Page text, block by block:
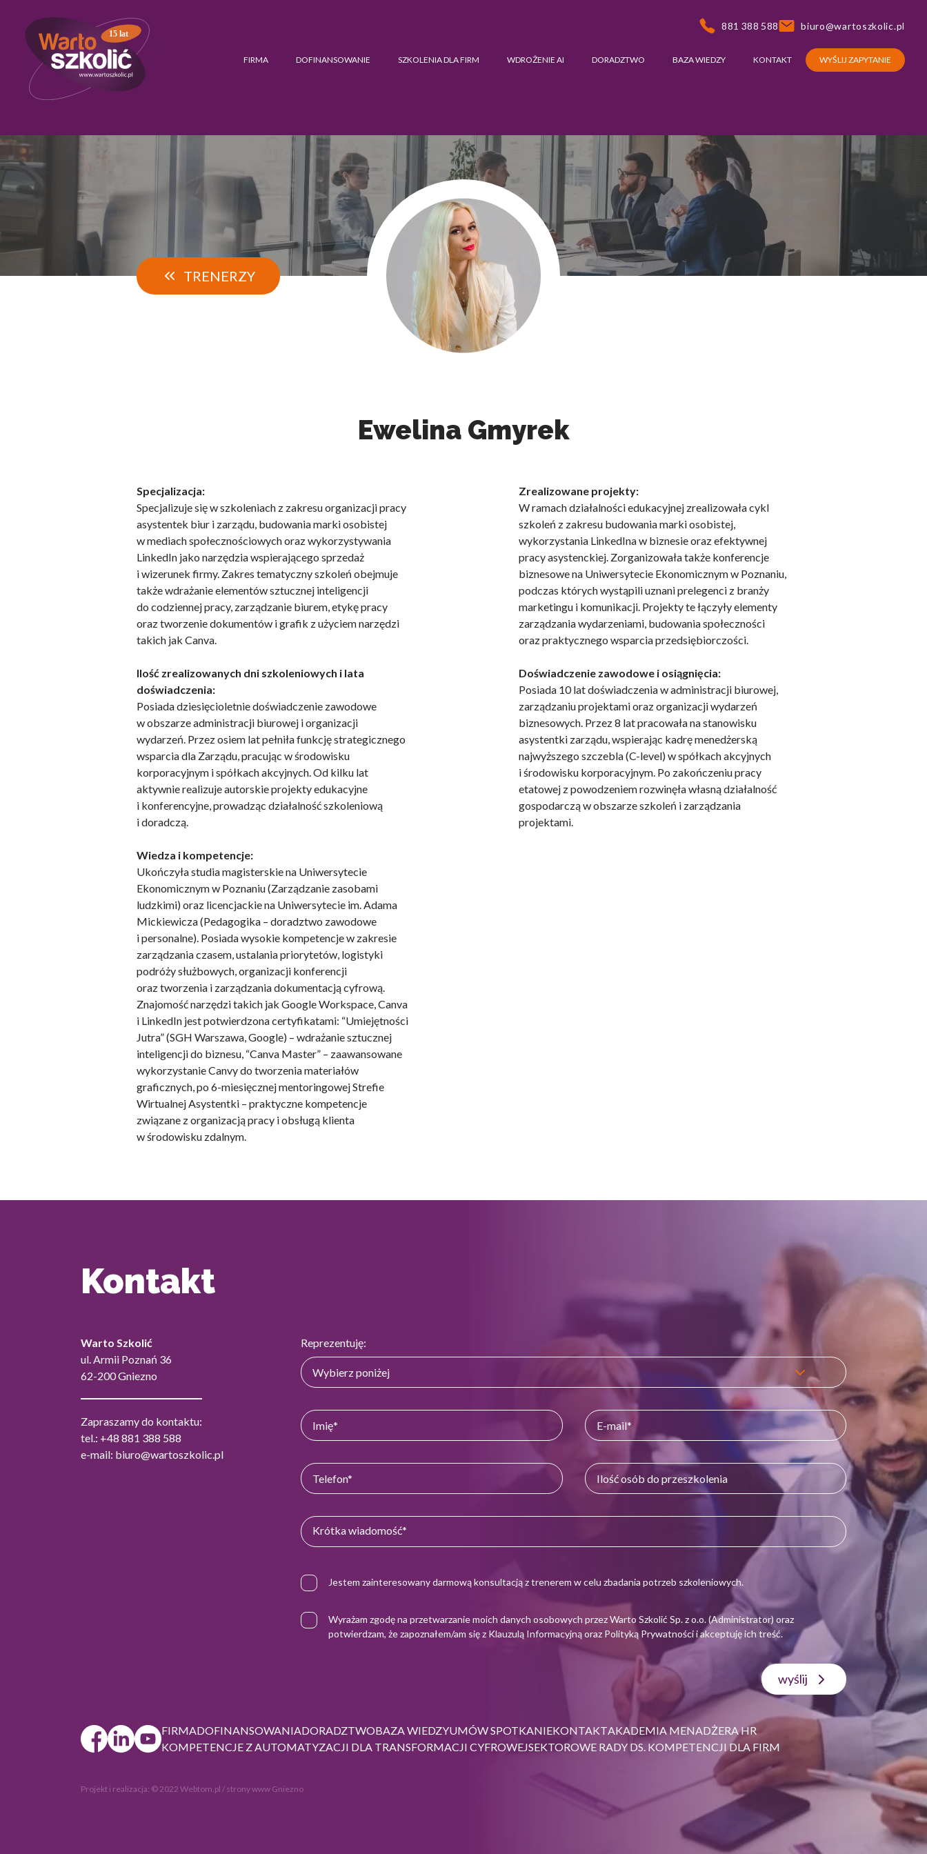
15 lat
881 388 588 biuro@wartoszkolic.pl
FIRMA DOFINANSOWANIE SZKOLENIA DLA FIRM WDROŻENIE AI DORADZTWO BAZA WIEDZY KONTAKT WYŚLIJ ZAPYTANIE
TRENERZY
Ewelina Gmyrek
Specjalizacja:
Specjalizuje się w szkoleniach z zakresu organizacji pracy
asystentek biur i zarządu, budowania marki osobistej
w mediach społecznościowych oraz wykorzystywania
LinkedIn jako narzędzia wspierającego sprzedaż
i wizerunek firmy. Zakres tematyczny szkoleń obejmuje
także wdrażanie elementów sztucznej inteligencji
do codziennej pracy, zarządzanie biurem, etykę pracy
oraz tworzenie dokumentów i grafik z użyciem narzędzi
takich jak Canva.
Ilość zrealizowanych dni szkoleniowych i lata
doświadczenia:
Posiada dziesięcioletnie doświadczenie zawodowe
w obszarze administracji biurowej i organizacji
wydarzeń. Przez osiem lat pełniła funkcję strategicznego
wsparcia dla Zarządu, pracując w środowisku
korporacyjnym i spółkach akcyjnych. Od kilku lat
aktywnie realizuje autorskie projekty edukacyjne
i konferencyjne, prowadząc działalność szkoleniową
i doradczą.
Wiedza i kompetencje:
Ukończyła studia magisterskie na Uniwersytecie
Ekonomicznym w Poznaniu (Zarządzanie zasobami
ludzkimi) oraz licencjackie na Uniwersytecie im. Adama
Mickiewicza (Pedagogika – doradztwo zawodowe
i personalne). Posiada wysokie kompetencje w zakresie
zarządzania czasem, ustalania priorytetów, logistyki
podróży służbowych, organizacji konferencji
oraz tworzenia i zarządzania dokumentacją cyfrową.
Znajomość narzędzi takich jak Google Workspace, Canva
i LinkedIn jest potwierdzona certyfikatami: “Umiejętności
Jutra” (SGH Warszawa, Google) – wdrażanie sztucznej
inteligencji do biznesu, “Canva Master” – zaawansowane
wykorzystanie Canvy do tworzenia materiałów
graficznych, po 6-miesięcznej mentoringowej Strefie
Wirtualnej Asystentki – praktyczne kompetencje
związane z organizacją pracy i obsługą klienta
w środowisku zdalnym.
Zrealizowane projekty:
W ramach działalności edukacyjnej zrealizowała cykl
szkoleń z zakresu budowania marki osobistej,
wykorzystania LinkedIna w biznesie oraz efektywnej
pracy asystenckiej. Zorganizowała także konferencje
biznesowe na Uniwersytecie Ekonomicznym w Poznaniu,
podczas których wystąpili uznani prelegenci z branży
marketingu i komunikacji. Projekty te łączyły elementy
zarządzania wydarzeniami, budowania społeczności
oraz praktycznego wsparcia przedsiębiorczości.
Doświadczenie zawodowe i osiągnięcia:
Posiada 10 lat doświadczenia w administracji biurowej,
zarządzaniu projektami oraz organizacji wydarzeń
biznesowych. Przez 8 lat pracowała na stanowisku
asystentki zarządu, wspierając kadrę menedżerską
najwyższego szczebla (C-level) w spółkach akcyjnych
i środowisku korporacyjnym. Po zakończeniu pracy
etatowej z powodzeniem rozwinęła własną działalność
gospodarczą w obszarze szkoleń i zarządzania
projektami.
Kontakt
Warto Szkolić
ul. Armii Poznań 36
62-200 Gniezno
Zapraszamy do kontaktu:
tel.: +48 881 388 588
e-mail: biuro@wartoszkolic.pl
Reprezentuję:
Jestem zainteresowany darmową konsultacją z trenerem w celu zbadania potrzeb szkoleniowych.
Wyrażam zgodę na przetwarzanie moich danych osobowych przez Warto Szkolić Sp. z o.o. (Administrator) oraz
potwierdzam, że zapoznałem/am się z Klauzulą Informacyjnąoraz Polityką Prywatnościi akceptuję ich treść.
wyślij
FIRMADOFINANSOWANIADORADZTWOBAZA WIEDZYUMÓW SPOTKANIEKONTAKTAKADEMIA MENADŻERA HR
KOMPETENCJE Z AUTOMATYZACJI DLA TRANSFORMACJI CYFROWEJSEKTOROWE RADY DS. KOMPETENCJI DLA FIRM
Projekt i realizacja: © 2022 Webtom.pl / strony www Gniezno
Wykorzystujemy pliki cookie do spersonalizowania treści i reklam, aby oferować funkcje społecznościowe i analizować ruch w
naszej witrynie. Informacje o tym, jak korzystasz z naszej witryny, udostępniamy partnerom społecznościowym, reklamowym i
analitycznym. Partnerzy mogą połączyć te informacje z innymi danymi otrzymanymi od Ciebie lub uzyskanymi podczas korzystania
z ich usług.
Niezbędne
Niezbędne pliki cookie mają kluczowe znaczenie dla podstawowych funkcji witryny i witryna nie będzie działać w zamierzony
sposób bez nich. Te pliki cookie nie przechowują żadnych danych umożliwiających identyfikację osoby.
Preferencje
Pliki cookie dotyczące preferencji umożliwiają stronie zapamiętanie informacji, które zmieniają wygląd lub funkcjonowanie strony,
np. preferowany język lub region, w którym znajduje się użytkownik.
Statystyka
Statystyczne pliki cookie pomagają właścicielem stron internetowych zrozumieć, w jaki sposób różni użytkownicy zachowują się
na stronie, gromadząc i zgłaszając anonimowe informacje.
Marketing
Marketingowe pliki cookie stosowane są w celu śledzenia użytkowników na stronach internetowych. Celem jest wyświetlanie
reklam, które są istotne i interesujące dla poszczególnych użytkowników i tym samym bardziej cenne dla wydawców i
reklamodawców strony trzeciej.
Nieklasyfikowane
Nieklasyfikowane pliki cookie, to pliki, które są w procesie klasyfikowania, wraz z dostawcami poszczególnych ciasteczek.